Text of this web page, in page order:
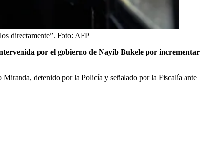
directamente”. Foto: AFP
por el gobierno de Nayib Bukele por incrementar
Miranda, detenido por la Policía y señalado por la Fiscalía ante